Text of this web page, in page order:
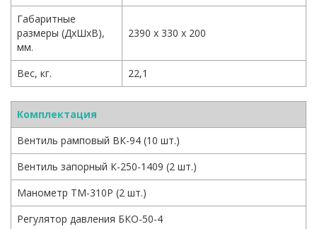
Габаритные
размеры (ДхШхВ),
мм.
2390 х 330 х 200
Вес, кг. 22,1
Комплектация
Вентиль рамповый ВК-94 (10 шт.)
Вентиль запорный К-250-1409 (2 шт.)
Манометр ТМ-310Р (2 шт.)
Регулятор давления БКО-50-4